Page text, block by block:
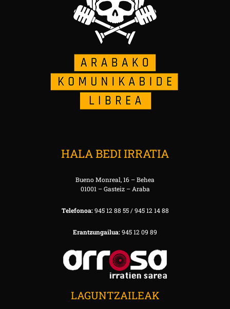
HALA BEDI IRRATIA
Bueno Monreal, 16 – Behea
01001 – Gasteiz – Araba
Telefonoa:945 12 88 55 / 945 12 14 88
Erantzungailua:945 12 09 89
LAGUNTZAILEAK